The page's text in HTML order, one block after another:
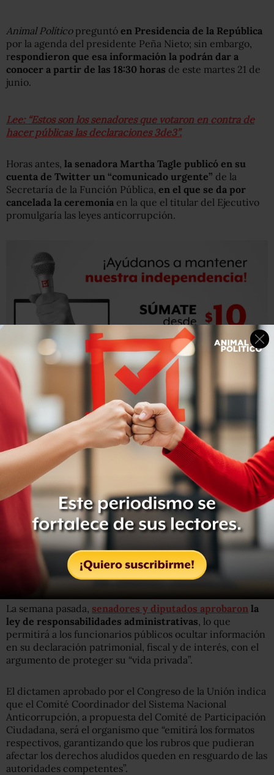
Animal Políticopreguntó en Presidencia de la República
por la agenda del presidente Peña Nieto; sin embargo,
respondieron que esa información la podrán dar a
conocer a partir de las 18:30 horas de este martes 21 de
junio.
Lee: “Estos son los senadores que votaron en contra de
hacer públicas las declaraciones 3de3”.
Horas antes, la senadora Martha Tagle publicó en su
cuenta de Twitter un “comunicado urgente” de la
Secretaría de la Función Pública, en el que se da por
cancelada la ceremonia en la que el titular del Ejecutivo
promulgaría las leyes anticorrupción.
Se cancela promulgación de las leyes del
#SistemaAnticorrupcionhasta nuevo aviso#3de3
#VetoPresidencial
pic.twitter.com/M5e7urEPE2
— Martha Tagle (@MarthaTagle)
21 de junio de 2016
“Distinguidos invitados a la ‘Promulgación de las leyes del
Sistema Nacional Anticorrupción’. Se comunica queel
evento programado para el día de mañana, 22 de junio
del año en curso, en Palacio Nacional, se cancela hasta
nuevo aviso
. Gracias por su comprensión”, indica el
documento revelado por la senadora
La semana pasada, senadores y diputados aprobaron la
ley de responsabilidades administrativas , lo que
permitirá a los funcionarios públicos ocultar información
en su declaración patrimonial, fiscal y de interés, con el
argumento de proteger su “vida privada”.
El dictamen aprobado por el Congreso de la Unión indica
que el Comité Coordinador del Sistema Nacional
Anticorrupción, a propuesta del Comité de Participación
Ciudadana, será el organismo que “emitirá los formatos
respectivos, garantizando que los rubros que pudieran
afectar los derechos aludidos queden en resguardo de las
autoridades competentes”.